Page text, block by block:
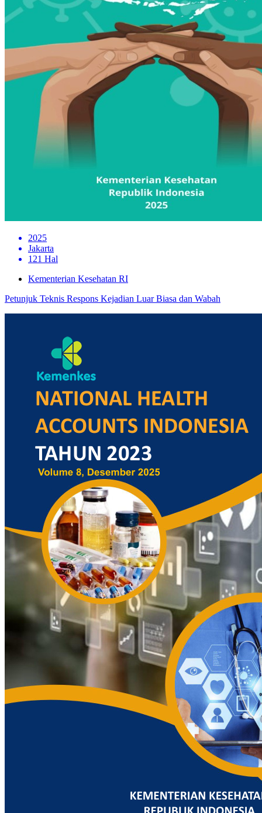
2025
Jakarta
121 Hal
Kementerian Kesehatan RI
Petunjuk Teknis Respons Kejadian Luar Biasa dan Wabah